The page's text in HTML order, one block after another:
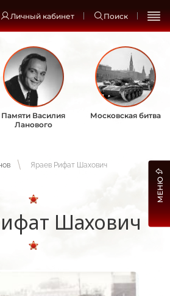
Личный кабинет Поиск
Памяти Василия
Ланового
Московская битва
Яраев Рифат Шахович
Шахович
МЕНЮ